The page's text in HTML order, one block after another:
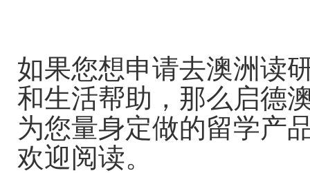
如果您想申请去澳洲读
和生活帮助，那么启德
为您量身定做的留学产
欢迎阅读。